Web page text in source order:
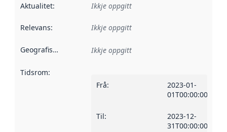
Aktualitet: Ikkje oppgitt
Relevans: Ikkje oppgitt
Geografisk område Ikkje oppgitt
Tidsrom:
Frå:
2023-01-
01T00:00:00Z
Til:
2023-12-
31T00:00:00Z